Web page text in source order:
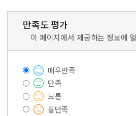
만족도 평가
이 페이지에서 제공하는 정보에
매우만족
만족
보통
불만족